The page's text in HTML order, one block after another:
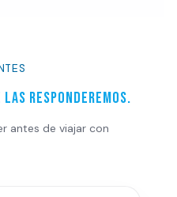
las responderemos.
antes de viajar con